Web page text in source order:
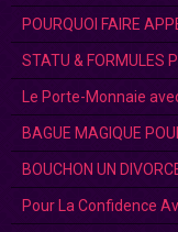
POURQUOI FAIRE
STATU & FORMULES
Le Porte-Monnaie
BAGUE MAGIQUE
BOUCHON UN
Pour La Confidence